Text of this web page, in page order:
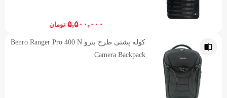
۵,۵۰۰,۰۰۰ تومان
کوله پشتی طرح بنرو Benro Ranger Pro 400 N
Camera Backpack